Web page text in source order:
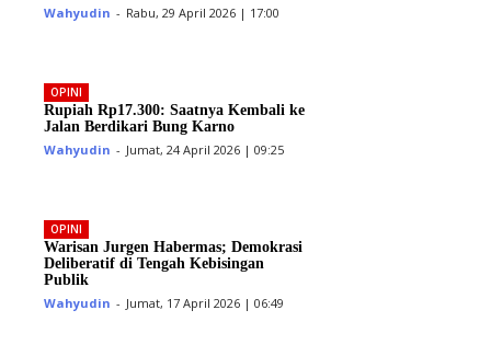
Wahyudin - Rabu, 29 April 2026 | 17:00
OPINI
Rupiah Rp17.300: Saatnya Kembali ke
Jalan Berdikari Bung Karno
Wahyudin - Jumat, 24 April 2026 | 09:25
OPINI
Warisan Jurgen Habermas; Demokrasi
Deliberatif di Tengah Kebisingan
Publik
Wahyudin - Jumat, 17 April 2026 | 06:49